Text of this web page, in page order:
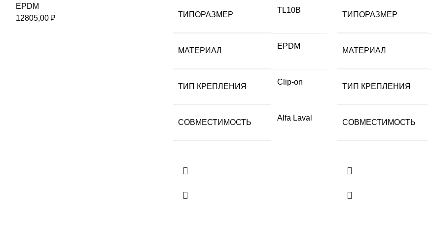
EPDM
12805,00 ₽ ТИПОРАЗМЕР
TL10B
МАТЕРИАЛ
EPDM
ТИП КРЕПЛЕНИЯ
Clip-on
СОВМЕСТИМОСТЬ
Alfa Laval
ТИПОРАЗМЕР
МАТЕРИАЛ
ТИП КРЕПЛЕНИЯ
СОВМЕСТИМОСТЬ